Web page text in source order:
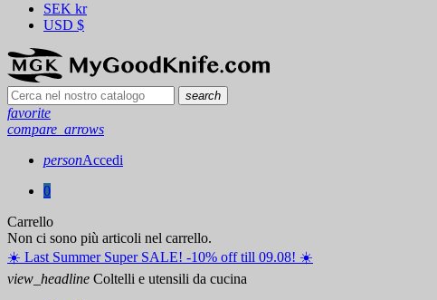
SEK kr
USD $
search
favorite
compare_arrows
personAccedi
0
Carrello
Non ci sono più articoli nel carrello.
☀️ ️Last Summer Super SALE! -10% off till 09.08! ☀️
view_headline Coltelli e utensili da cucina